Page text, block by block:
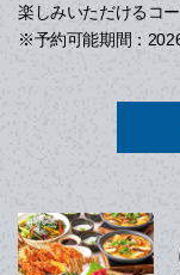
楽しみいただけるコー
※予約可能期間：